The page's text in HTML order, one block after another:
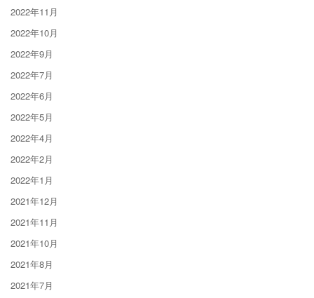
2022年11月
2022年10月
2022年9月
2022年7月
2022年6月
2022年5月
2022年4月
2022年2月
2022年1月
2021年12月
2021年11月
2021年10月
2021年8月
2021年7月